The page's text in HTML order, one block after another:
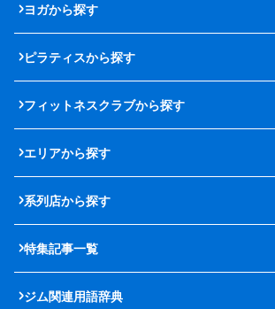
ヨガから探す
ピラティスから探す
フィットネスクラブから探す
エリアから探す
系列店から探す
特集記事一覧
ジム関連用語辞典